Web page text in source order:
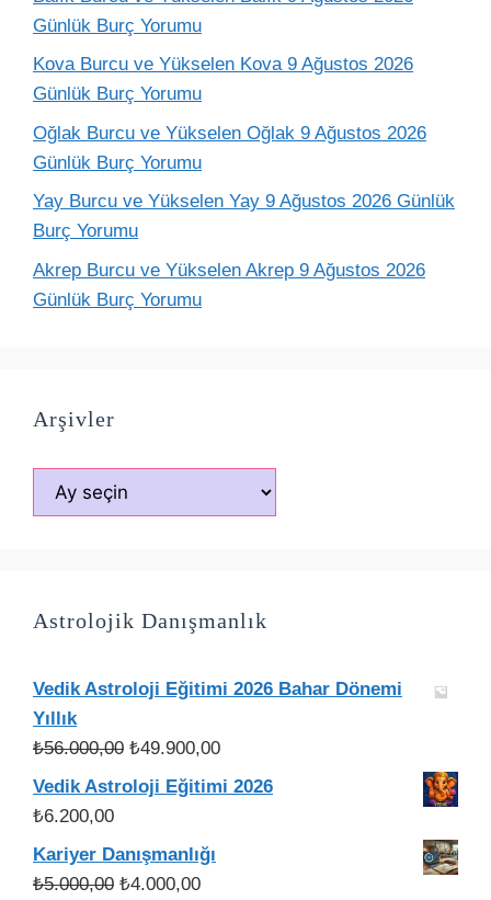
Günlük Burç Yorumu
Kova Burcu ve Yükselen Kova 9 Ağustos 2026
Günlük Burç Yorumu
Oğlak Burcu ve Yükselen Oğlak 9 Ağustos 2026
Günlük Burç Yorumu
Yay Burcu ve Yükselen Yay 9 Ağustos 2026 Günlük
Burç Yorumu
Akrep Burcu ve Yükselen Akrep 9 Ağustos 2026
Günlük Burç Yorumu
Arşivler
Arşivler
Astrolojik Danışmanlık
Vedik Astroloji Eğitimi 2026 Bahar Dönemi
Yıllık
₺56.000,00 Orijinal
fiyat:
₺49.900,00Şu
andaki
Vedik Astroloji Eğitimi 2026
₺6.200,00
Kariyer Danışmanlığı
₺5.000,00 Orijinal
₺4.000,00Şu